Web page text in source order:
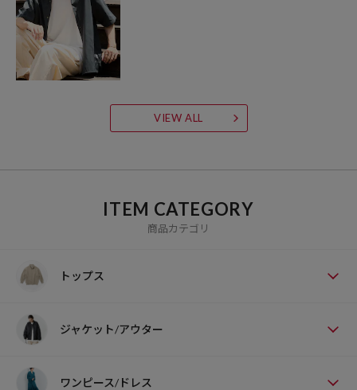
VIEW ALL
ITEM CATEGORY
商品カテゴリ
トップス
ジャケット/アウター
ワンピース/ドレス